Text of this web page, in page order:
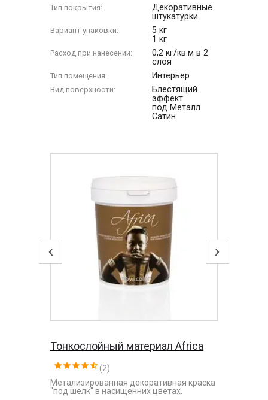
Тип покрытия:
Декоративные
штукатурки
Вариант упаковки:
5 кг
1 кг
Расход при нанесении:
0,2 кг/кв.м в 2
слоя
Тип помещения: Интерьер
Вид поверхности:
Блестящий
эффект
под Металл
Сатин
‹ ›
Тонкослойный материал Africa
(2)
Метализированная декоративная краска
"под шелк" в насищенних цветах.